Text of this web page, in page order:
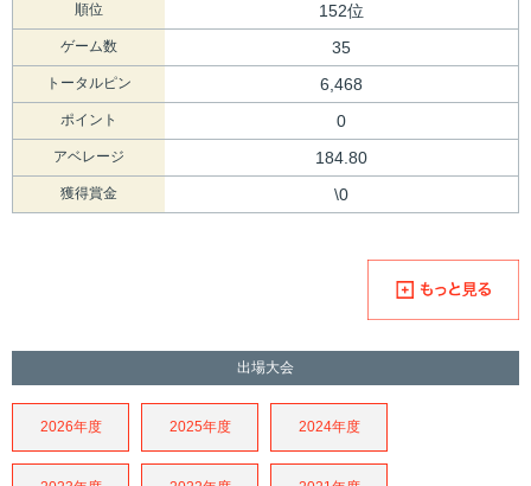
順位 152位
ゲーム数 35
トータルピン 6,468
ポイント 0
アベレージ 184.80
獲得賞金 \0
出場大会
2026年度 2025年度 2024年度